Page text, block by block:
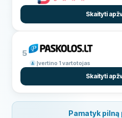
Skaityti
5
Įvertino 1 vartotojas
Skaityti
Pamatyk pilną